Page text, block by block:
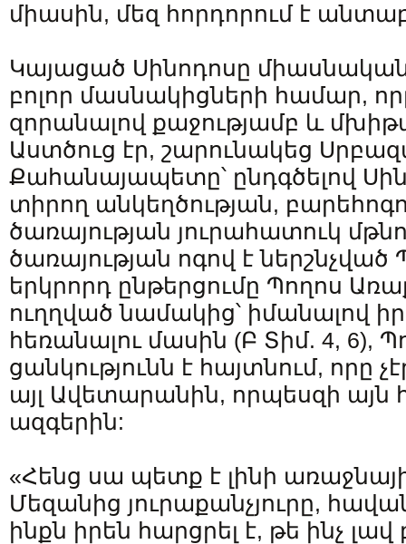
միասին, մեզ հորդորում է
Կայացած Սինոդոսը
բոլոր մասնակիցների համար,
զորանալով քաջությամբ և
Աստծուց էր, շարունակեց
Քահանայապետը՝ ընդգծելով
տիրող անկեղծության,
ծառայության յուրահատուկ
ծառայության ոգով է
երկրորդ ընթերցումը Պողոս
ուղղված նամակից՝ իմանալով
հեռանալու մասին (Բ Տիմ. 4, 6),
ցանկությունն է հայտնում, որը
այլ Ավետարանին, որպեսզի այն
ազգերին:
«Հենց սա պետք է լինի
Մեզանից յուրաքանչյուրը,
ինքն իրեն հարցրել է, թե ինչ